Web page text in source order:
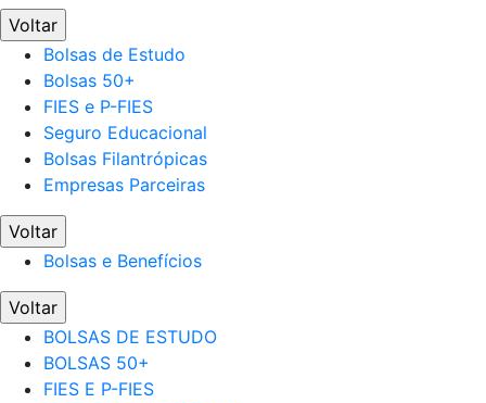
Voltar
Bolsas de Estudo
Bolsas 50+
FIES e P-FIES
Seguro Educacional
Bolsas Filantrópicas
Empresas Parceiras
Voltar
Bolsas e Benefícios
Voltar
BOLSAS DE ESTUDO
BOLSAS 50+
FIES E P-FIES